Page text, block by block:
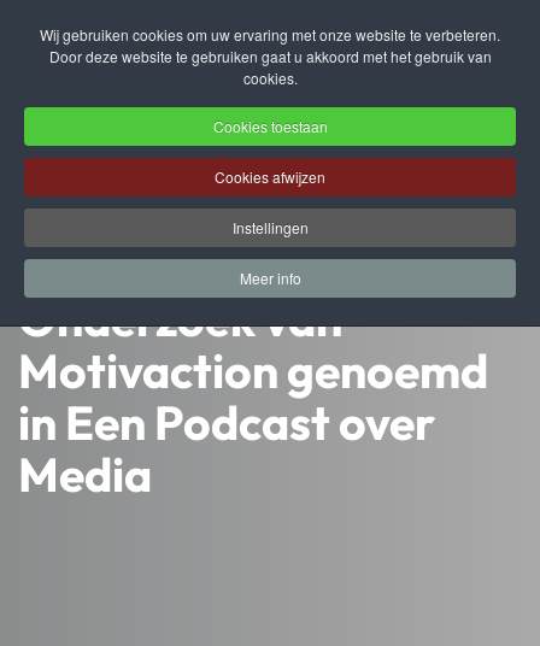
Wij gebruiken cookies om uw ervaring met onze website te verbeteren.
Door deze website te gebruiken gaat u akkoord met het gebruik van
cookies.
Cookies toestaan
Cookies afwijzen
Instellingen
Meer info
Terug naar hoofdinhoud
Onderzoek van
Motivaction genoemd
in Een Podcast over
Media